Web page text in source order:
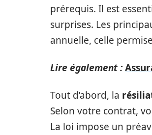
prérequis. Il est
surprises. Les
annuelle, celle
Lire également :
Tout d’abord, la
Selon votre contrat,
La loi impose un